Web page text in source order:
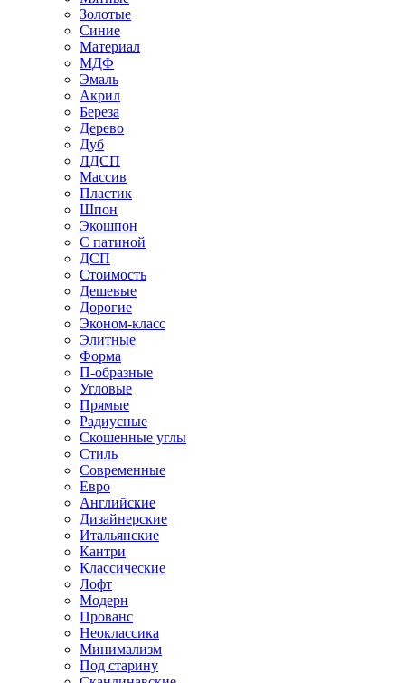
Золотые
Синие
Материал
МДФ
Эмаль
Акрил
Береза
Дерево
Дуб
ЛДСП
Массив
Пластик
Шпон
Экошпон
С патиной
ДСП
Стоимость
Дешевые
Дорогие
Эконом-класс
Элитные
Форма
П-образные
Угловые
Прямые
Радиусные
Скошенные углы
Стиль
Современные
Евро
Английские
Дизайнерские
Итальянские
Кантри
Классические
Лофт
Модерн
Прованс
Неоклассика
Минимализм
Под старину